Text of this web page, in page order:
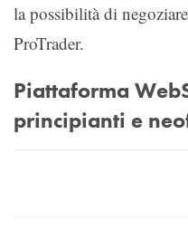
la possibilità di
ProTrader.
Piattaforma
principianti e